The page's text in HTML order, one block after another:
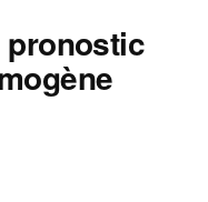
pronostic